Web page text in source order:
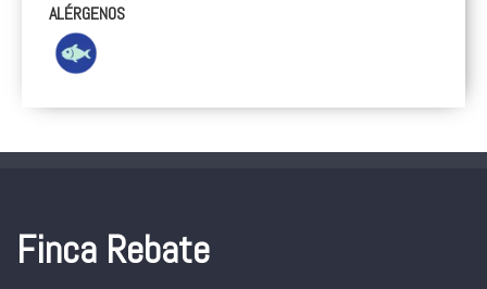
ALÉRGENOS
Finca Rebate